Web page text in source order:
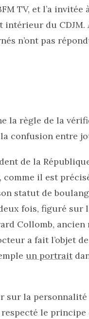
TV, et l’a
du CDJM.
n’ont pas
la règle de la
confusion entre
de la
comme il est
statut de
fois, figuré
Collomb, ancien
a fait l’objet
un portrait
sur la
respecté le